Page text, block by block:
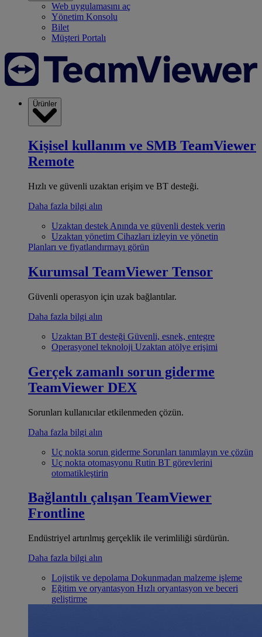
Web uygulamasını aç
Yönetim Konsolu
Bilet
Müşteri Portalı
Ürünler
Kişisel kullanım ve SMB TeamViewer
Remote
Hızlı ve güvenli uzaktan erişim ve BT desteği.
Daha fazla bilgi alın
Uzaktan destek Anında ve güvenli destek verin
Uzaktan yönetim Cihazları izleyin ve yönetin
Planları ve fiyatlandırmayı görün
Kurumsal TeamViewer Tensor
Güvenli operasyon için uzak bağlantılar.
Daha fazla bilgi alın
Uzaktan BT desteği Güvenli, esnek, entegre
Operasyonel teknoloji Uzaktan atölye erişimi
Gerçek zamanlı sorun giderme
TeamViewer DEX
Sorunları kullanıcılar etkilenmeden çözün.
Daha fazla bilgi alın
Uç nokta sorun giderme Sorunları tanımlayın ve çözün
Uç nokta otomasyonu Rutin BT görevlerini
otomatikleştirin
Bağlantılı çalışan TeamViewer
Frontline
Endüstriyel artırılmış gerçeklik ile verimliliği sürdürün.
Daha fazla bilgi alın
Lojistik ve depolama Dokunmadan malzeme işleme
Eğitim ve oryantasyon Hızlı oryantasyon ve beceri
geliştirme